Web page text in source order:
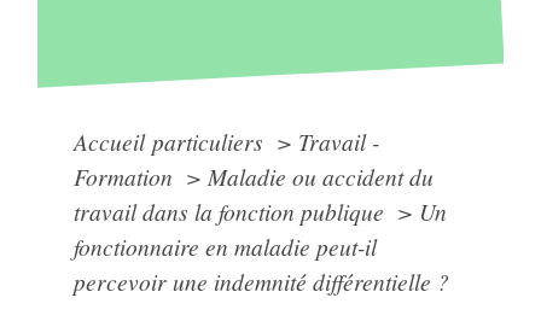
Accueil particuliers > Travail -
Formation > Maladie ou accident du
travail dans la fonction publique > Un
fonctionnaire en maladie peut-il
percevoir une indemnité différentielle ?